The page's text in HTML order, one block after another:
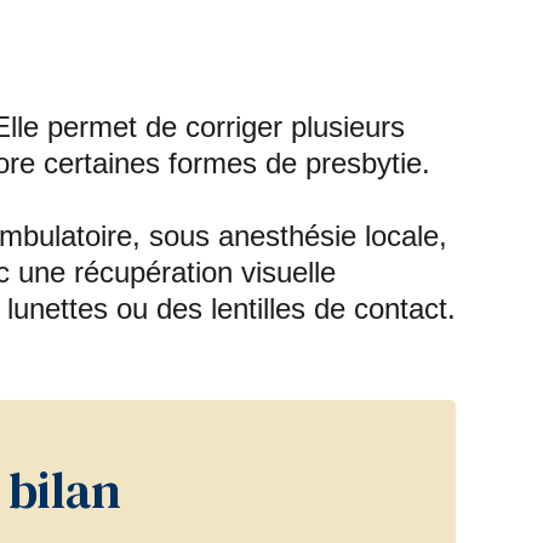
t
a
g
e
s
t
a
g
e
s
t
a
g
e
s
t
a
g
p
permet de corriger plusieurs
certaines formes de presbytie.
sous anesthésie locale,
une récupération visuelle
ou des lentilles de contact.